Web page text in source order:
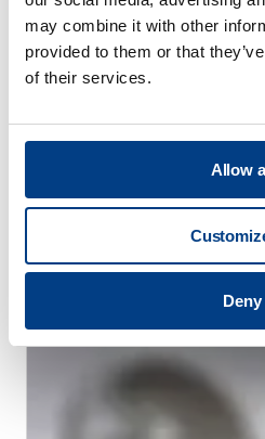
may combine it with other
provided to them or that
of their services.
Allow
Deny
通过高压热处理（